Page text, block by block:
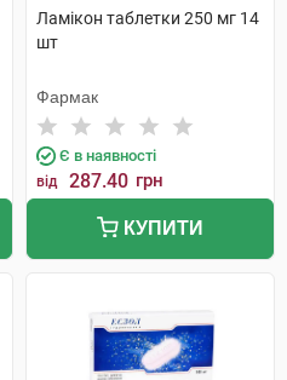
Ламікон таблетки 250 мг 14
шт
Фармак
Є в наявності
від 287.40 грн
КУПИТИ